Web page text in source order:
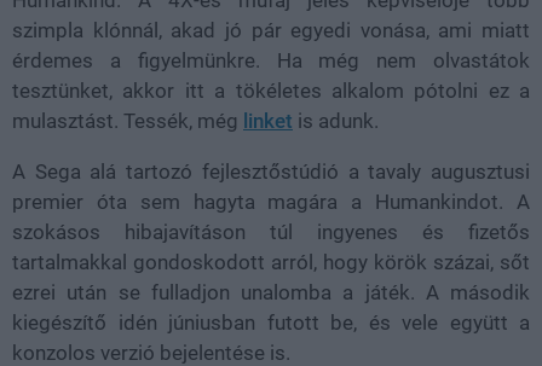
szimpla klónnál, akad jó pár egyedi vonása, ami miatt
érdemes a figyelmünkre. Ha még nem olvastátok
tesztünket, akkor itt a tökéletes alkalom pótolni ez a
mulasztást. Tessék, még linket is adunk.
A Sega alá tartozó fejlesztőstúdió a tavaly augusztusi
premier óta sem hagyta magára a Humankindot. A
szokásos hibajavításon túl ingyenes és fizetős
tartalmakkal gondoskodott arról, hogy körök százai, sőt
ezrei után se fulladjon unalomba a játék. A második
kiegészítő idén júniusban futott be, és vele együtt a
konzolos verzió bejelentése is.